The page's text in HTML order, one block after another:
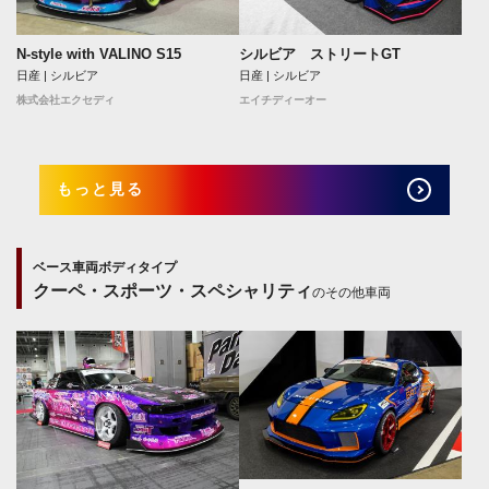
N-style with VALINO S15
日産 | シルビア
株式会社エクセディ
シルビア ストリートGT
日産 | シルビア
エイチディーオー
もっと見る
ベース車両ボディタイプ
クーペ・スポーツ・スペシャリティのその他車両